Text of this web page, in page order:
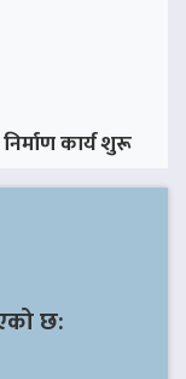
कार्य शुरू
छ: